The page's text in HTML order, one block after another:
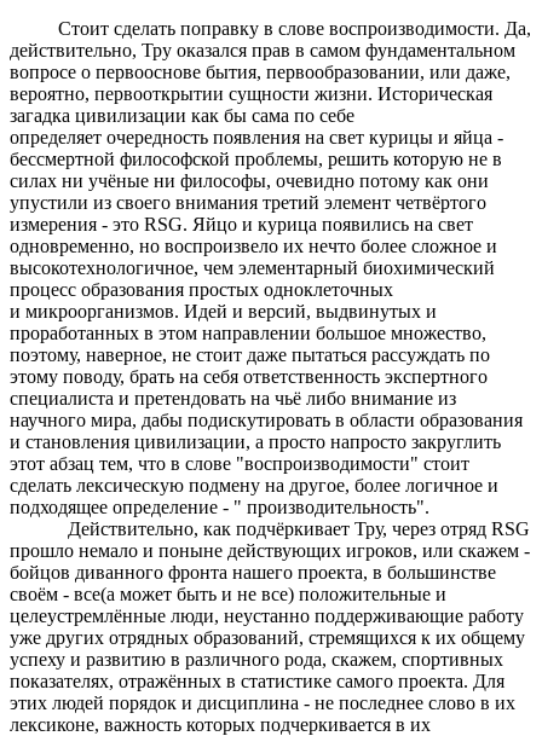
Стоит сделать поправку в слове воспроизводимости. Да,
действительно, Тру оказался прав в самом фундаментальном
вопросе о первооснове бытия, первообразовании, или даже,
вероятно, первооткрытии сущности жизни. Историческая
загадка цивилизации как бы сама по себе
определяет очередность появления на свет курицы и яйца -
бессмертной философской проблемы, решить которую не в
силах ни учёные ни философы, очевидно потому как они
упустили из своего внимания третий элемент четвёртого
измерения - это RSG. Яйцо и курица появились на свет
одновременно, но воспроизвело их нечто более сложное и
высокотехнологичное, чем элементарный биохимический
процесс образования простых одноклеточных
и микроорганизмов. Идей и версий, выдвинутых и
проработанных в этом направлении большое множество,
поэтому, наверное, не стоит даже пытаться рассуждать по
этому поводу, брать на себя ответственность экспертного
специалиста и претендовать на чьё либо внимание из
научного мира, дабы подискутировать в области образования
и становления цивилизации, а просто напросто закруглить
этот абзац тем, что в слове "воспроизводимости" стоит
сделать лексическую подмену на другое, более логичное и
подходящее определение - " производительность".
Действительно, как подчёркивает Тру, через отряд RSG
прошло немало и поныне действующих игроков, или скажем -
бойцов диванного фронта нашего проекта, в большинстве
своём - все(а может быть и не все) положительные и
целеустремлённые люди, неустанно поддерживающие работу
уже других отрядных образований, стремящихся к их общему
успеху и развитию в различного рода, скажем, спортивных
показателях, отражённых в статистике самого проекта. Для
этих людей порядок и дисциплина - не последнее слово в их
лексиконе, важность которых подчеркивается в их